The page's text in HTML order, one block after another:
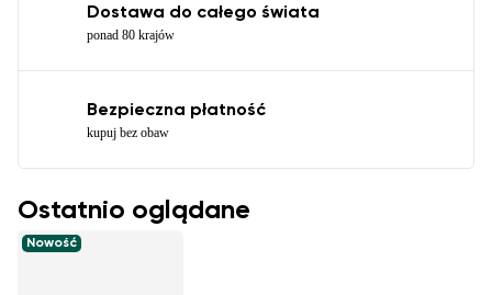
Dostawa do całego świata
ponad 80 krajów
Bezpieczna płatność
kupuj bez obaw
Ostatnio oglądane
Nowość